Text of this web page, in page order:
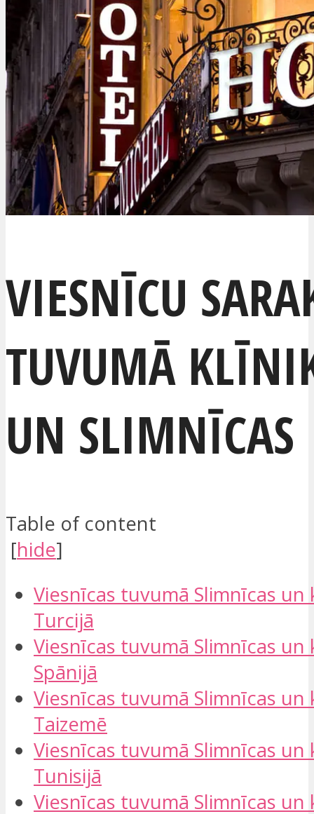
VIESNĪCU
TUVUMĀ
UN SLIMNĪCAS
Table of content
[hide]
Viesnīcas tuvumā Slimnīcas un
Turcijā​
Viesnīcas tuvumā Slimnīcas un
Spānijā
Viesnīcas tuvumā Slimnīcas un
Taizemē​
Viesnīcas tuvumā Slimnīcas un
Tunisijā​
Viesnīcas tuvumā Slimnīcas un